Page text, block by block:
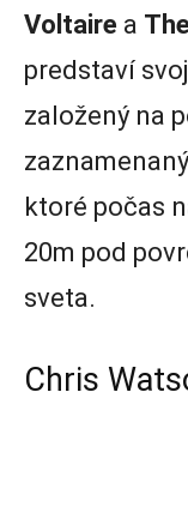
Voltaire a The
predstaví
založený na
ktoré počas
20m pod
sveta.
Chris